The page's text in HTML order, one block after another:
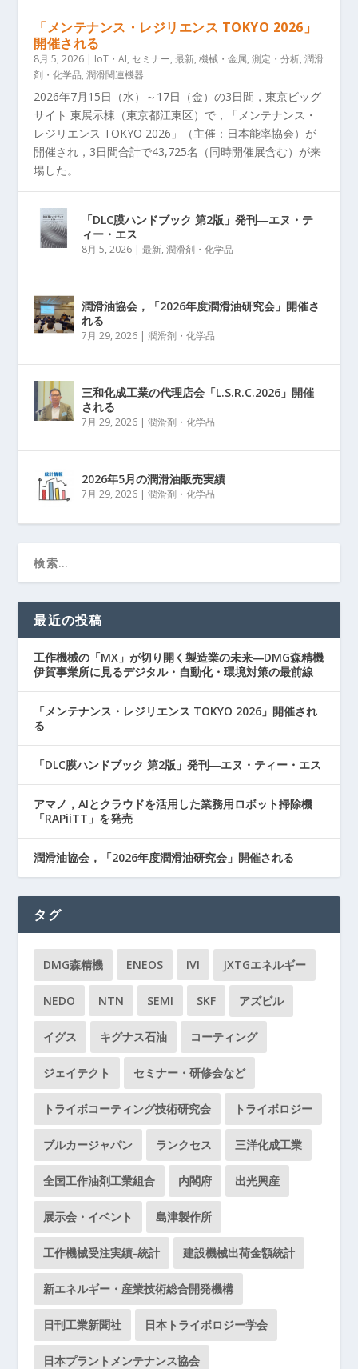
「メンテナンス・レジリエンス TOKYO 2026」
開催される
8月 5, 2026 | IoT・AI, セミナー,最新,機械・金属,測定・分析,潤滑
剤・化学品,潤滑関連機器
2026年7月15日（水）～17日（金）の3日間，東京ビッグ
サイト 東展示棟（東京都江東区）で，「メンテナンス・
レジリエンス TOKYO 2026」（主催：日本能率協会）が
開催され，3日間合計で43,725名（同時開催展含む）が来
場した。
「DLC膜ハンドブック 第2版」発刊―エヌ・テ
ィー・エス
8月 5, 2026 |最新,潤滑剤・化学品
潤滑油協会，「2026年度潤滑油研究会」開催さ
れる
7月 29, 2026 |潤滑剤・化学品
三和化成工業の代理店会「L.S.R.C.2026」開催
される
7月 29, 2026 |潤滑剤・化学品
2026年5月の潤滑油販売実績
7月 29, 2026 |潤滑剤・化学品
最近の投稿
工作機械の「MX」が切り開く製造業の未来―DMG森精機
伊賀事業所に見るデジタル・自動化・環境対策の最前線
「メンテナンス・レジリエンス TOKYO 2026」開催され
る
「DLC膜ハンドブック 第2版」発刊―エヌ・ティー・エス
アマノ，AIとクラウドを活用した業務用ロボット掃除機
「RAPiiTT」を発売
潤滑油協会，「2026年度潤滑油研究会」開催される
タグ
DMG森精機 ENEOS IVI JXTGエネルギー
NEDO NTN SEMI SKF アズビル
イグス キグナス石油 コーティング
ジェイテクト セミナー・研修会など
トライボコーティング技術研究会 トライボロジー
ブルカージャパン ランクセス 三洋化成工業
全国工作油剤工業組合 内閣府 出光興産
展示会・イベント 島津製作所
工作機械受注実績-統計 建設機械出荷金額統計
新エネルギー・産業技術総合開発機構
日刊工業新聞社 日本トライボロジー学会
日本プラントメンテナンス協会